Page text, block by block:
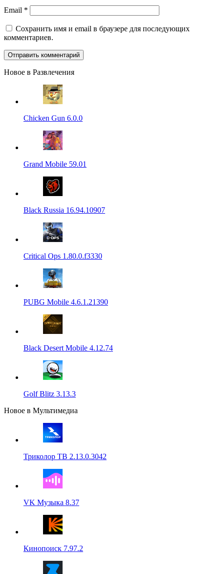
Email *
Сохранить имя и email в браузере для последующих
комментариев.
Новое в Развлечения
Chicken Gun 6.0.0
Grand Mobile 59.01
Black Russia 16.94.10907
Critical Ops 1.80.0.f3330
PUBG Mobile 4.6.1.21390
Black Desert Mobile 4.12.74
Golf Blitz 3.13.3
Новое в Мультимедиа
Триколор ТВ 2.13.0.3042
VK Музыка 8.37
Кинопоиск 7.97.2